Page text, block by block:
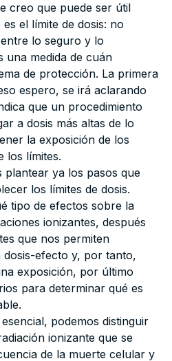
creo que puede ser útil
el límite de dosis: no
lo seguro y lo
una medida de cuán
de protección. La primera
espero, se irá aclarando
que un procedimiento
a dosis más altas de lo
la exposición de los
los límites.
plantear ya los pasos que
los límites de dosis.
tipo de efectos sobre la
ionizantes, después
que nos permiten
efecto y, por tanto,
exposición, por último
para determinar qué es
podemos distinguir
ionizante que se
de la muerte celular y